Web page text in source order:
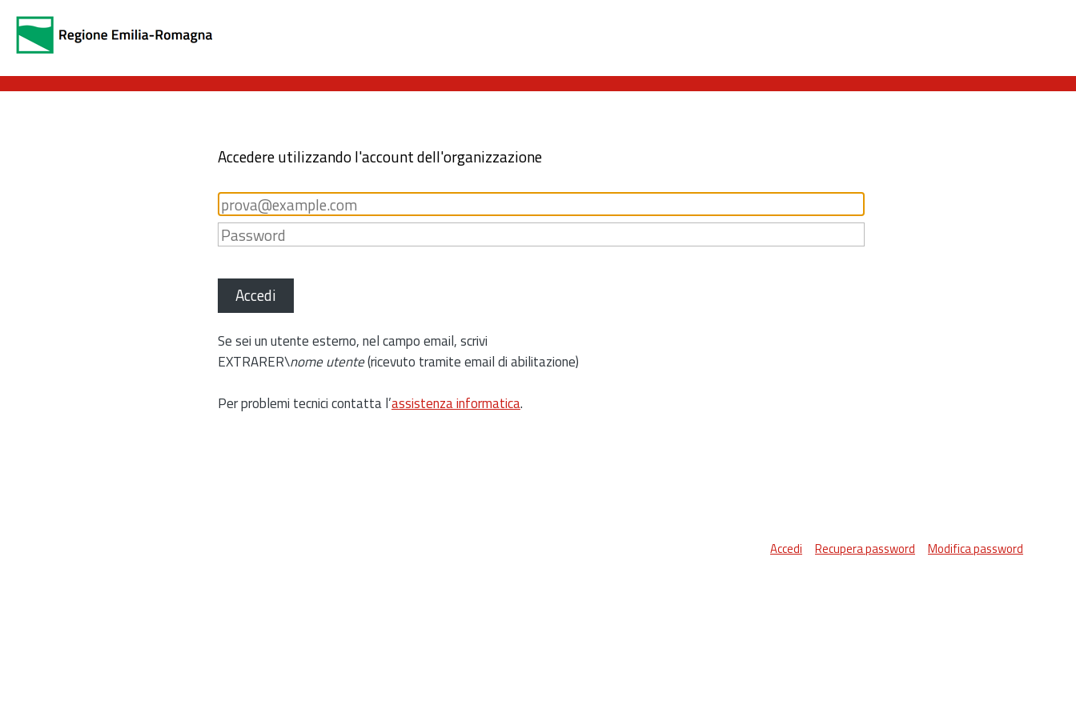
Accedere utilizzando l'account dell'organizzazione
Accedi
Se sei un utente esterno, nel campo email, scrivi
EXTRARER\nome utente(ricevuto tramite email di abilitazione)
Per problemi tecnici contatta l’assistenza informatica.
Accedi Recupera password Modifica password